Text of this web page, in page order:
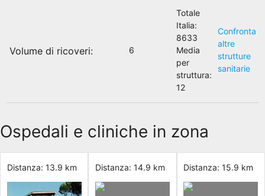
Volume di ricoveri: 6
Totale
Italia:
8633
Media
per
struttura:
12
Confronta
altre
strutture
sanitarie
Ospedali e cliniche in zona
Distanza: 13.9 km Distanza: 14.9 km Distanza: 15.9 km